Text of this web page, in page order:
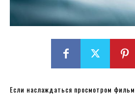
Если наслаждаться просмотром